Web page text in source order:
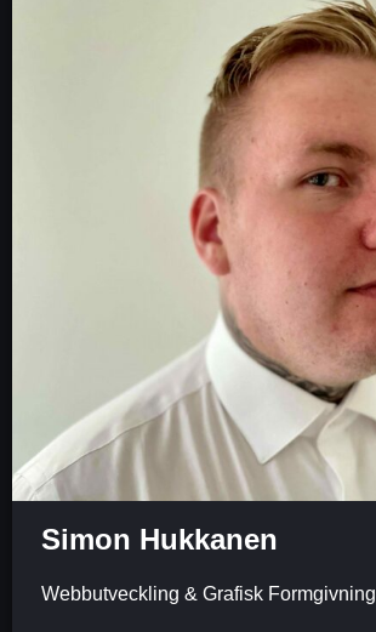
Simon Hukkanen
Webbutveckling & Grafisk Formgivning